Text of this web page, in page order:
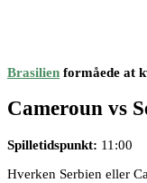
Brasilien formåede at
Cameroun vs
Spilletidspunkt: 11:00
Hverken Serbien eller